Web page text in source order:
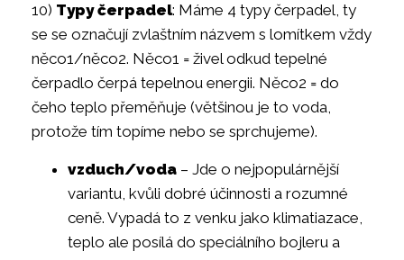
10) Typy čerpadel: Máme 4 typy čerpadel, ty
se se označují zvlaštním názvem s lomítkem vždy
něco1/něco2. Něco1 = živel odkud tepelné
čerpadlo čerpá tepelnou energii. Něco2 = do
čeho teplo přeměňuje (většinou je to voda,
protože tím topíme nebo se sprchujeme).
vzduch/voda – Jde o nejpopulárnější
variantu, kvůli dobré účinnosti a rozumné
ceně. Vypadá to z venku jako klimatiazace,
teplo ale posílá do speciálního bojleru a